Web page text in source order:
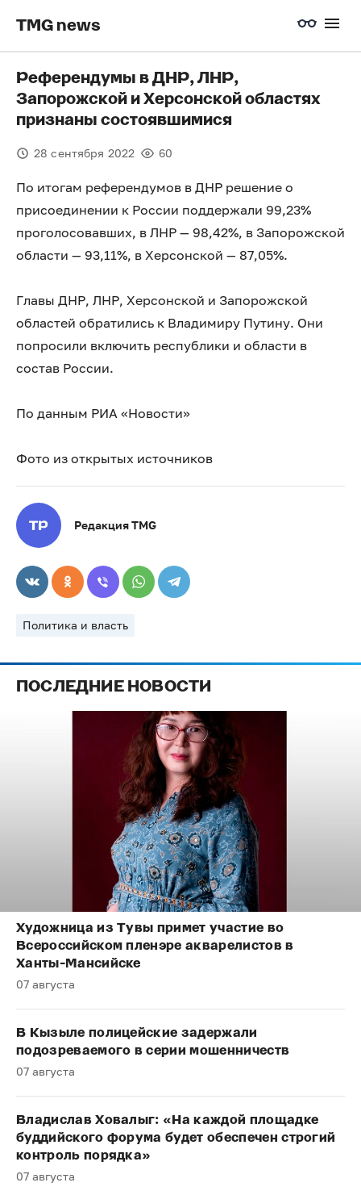
TMG news
Референдумы в ДНР, ЛНР,
Запорожской и Херсонской областях
признаны состоявшимися
28 сентября 2022 60
По итогам референдумов в ДНР решение о
присоединении к России поддержали 99,23%
проголосовавших, в ЛНР — 98,42%, в Запорожской
области — 93,11%, в Херсонской — 87,05%.
Главы ДНР, ЛНР, Херсонской и Запорожской
областей обратились к Владимиру Путину. Они
попросили включить республики и области в
состав России.
По данным РИА «Новости»
Фото из открытых источников
Редакция TMG
Политика и власть
ПОСЛЕДНИЕ НОВОСТИ
Художница из Тувы примет участие во
Всероссийском пленэре акварелистов в
Ханты-Мансийске
07 августа
В Кызыле полицейские задержали
подозреваемого в серии мошенничеств
07 августа
Владислав Ховалыг: «На каждой площадке
буддийского форума будет обеспечен строгий
контроль порядка»
07 августа